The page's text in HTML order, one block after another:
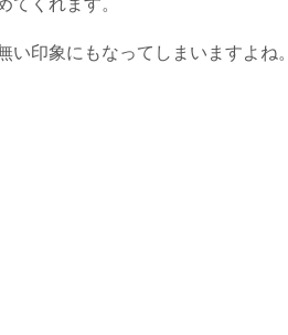
てくれます。
印象にもなってしまいますよね。